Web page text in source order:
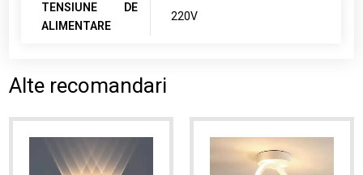
TENSIUNE DE
ALIMENTARE
220V
Alte recomandari